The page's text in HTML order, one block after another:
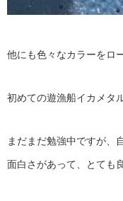
他にも色々なカラーをロ
初めての遊漁船イカメタ
まだまだ勉強中ですが、
面白さがあって、とても